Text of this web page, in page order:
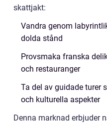
skattjakt:
Vandra genom
dolda stånd
Provsmaka franska
och restauranger
Ta del av guidade turer
och kulturella aspekter
Denna marknad erbjuder